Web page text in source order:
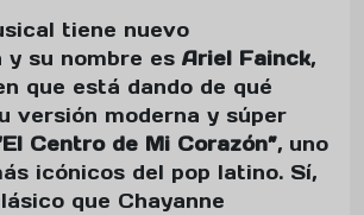
tiene nuevo
y su nombre es Ariel Fainck,
que está dando de qué
versión moderna y súper
Centro de Mi Corazón”, uno
icónicos del pop latino. Sí,
que Chayanne